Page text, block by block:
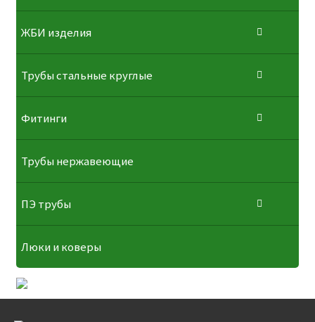
ЖБИ изделия
Трубы стальные круглые
Фитинги
Трубы нержавеющие
ПЭ трубы
Люки и коверы